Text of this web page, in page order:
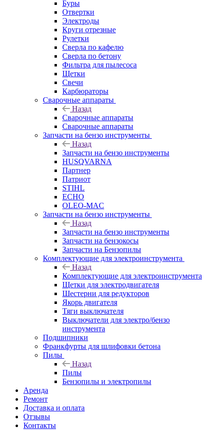
Буры
Отвертки
Электроды
Круги отрезные
Рулетки
Сверла по кафелю
Сверла по бетону
Фильтра для пылесоса
Щетки
Свечи
Карбюраторы
Сварочные аппараты
Назад
Сварочные аппараты
Сварочные аппараты
Запчасти на бензо инструменты
Назад
Запчасти на бензо инструменты
HUSQVARNA
Партнер
Патриот
STIHL
ECHO
OLEO-MAC
Запчасти на бензо инструменты
Назад
Запчасти на бензо инструменты
Запчасти на бензокосы
Запчасти на Бензопилы
Комплектующие для электроинструмента
Назад
Комплектующие для электроинструмента
Щетки для электродвигателя
Шестерни для редукторов
Якорь двигателя
Тяги выключателя
Выключатели для электро/бензо
инструмента
Подшипники
Франкфурты для шлифовки бетона
Пилы
Назад
Пилы
Бензопилы и электропилы
Аренда
Ремонт
Доставка и оплата
Отзывы
Контакты